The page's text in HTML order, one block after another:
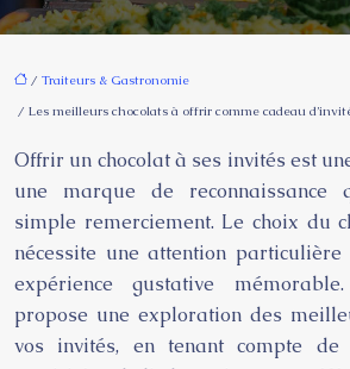
/ Traiteurs & Gastronomie
/ Les meilleurs chocolats à offrir comme cadeau
Offrir un chocolat à ses invités est
une marque de reconnaissance
simple remerciement. Le choix du
nécessite une attention
expérience gustative
propose une exploration des
vos invités, en tenant compte